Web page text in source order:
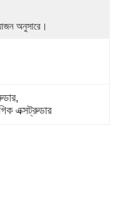
অনুসারে।
,
এক্সট্রুডার